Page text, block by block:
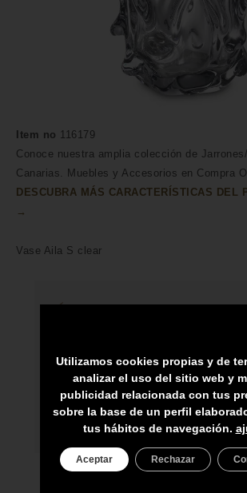
Item no 116179
Conoce nuestra amplia colección de
Canarias. Muebles y Accesorios en Compra
DESCUBRA MÁS CARACTERÍSTICAS DEL
→
Vase Aila S clear
ENVÍO A TODA CANARIAS
ASESORAMIENTO
PRECIO DEL PRODUCTO
IGIC
Utilizamos cookies propias y de
analizar el uso del sitio web y
publicidad relacionada con tus
sobre la base de un perfil
tus hábitos de navegación.
Aceptar Rechazar